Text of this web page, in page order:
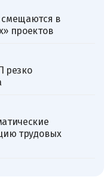
смещаются в
проектов
резко
трудовых